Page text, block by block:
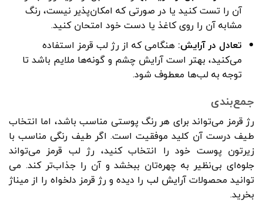
آن را تست کنید یا در صورتی که امکان‌پذیر نیست، رنگ
مشابه آن را روی کاغذ یا دست خود امتحان کنید.
تعادل در آرایش: هنگامی که از رژ لب قرمز استفاده
می‌کنید، بهتر است آرایش چشم و گونه‌ها ملایم باشد تا
توجه به لب‌ها معطوف شود.
جمع‌بندی
رژ قرمز می‌تواند برای هر رنگ پوستی مناسب باشد، اما انتخاب
طیف درست آن کلید موفقیت است. اگر طیف رنگی مناسب با
زیرتون پوست خود را انتخاب کنید، رژ لب قرمز می‌تواند
جلوه‌ای بی‌نظیر به چهره‌تان ببخشد و آن را جذاب‌تر کند. می
توانید محصولاتآرایش لب را دیده و رژ قرمز دلخواه را از میناژ
بخرید.